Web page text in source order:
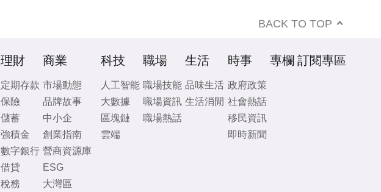
BACK TO TOP
理財
定期存款
保險
儲蓄
強積金
數字銀行
借貸
稅務
商業
市場動態
品牌故事
中小企
創業指南
營商資源庫
ESG
大灣區
科技
人工智能
大數據
區塊鏈
雲端
職場
職場技能
職場資訊
職場熱話
生活
品味生活
生活消閒
時事
政府政策
社會熱話
移民資訊
即時新聞
專欄 訂閱專區